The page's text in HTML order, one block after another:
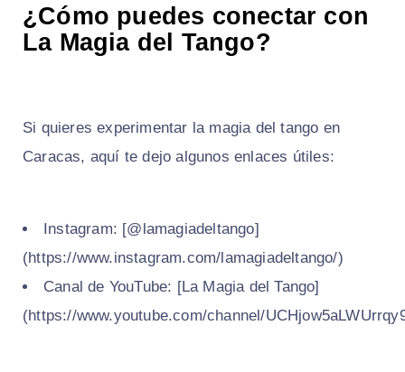
¿Cómo puedes conectar con
La Magia del Tango?
Si quieres experimentar la magia del tango en
Caracas, aquí te dejo algunos enlaces útiles:
Instagram: [@lamagiadeltango]
(https://www.instagram.com/lamagiadeltango/)
Canal de YouTube: [La Magia del Tango]
(https://www.youtube.com/channel/